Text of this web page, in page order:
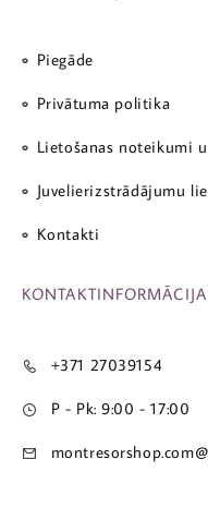
Piegāde
Privātuma politika
Lietošanas noteikumi
Juvelierizstrādājumu
Kontakti
KONTAKTINFORMĀCIJA
+371 27039154
P - Pk: 9:00 - 17:00